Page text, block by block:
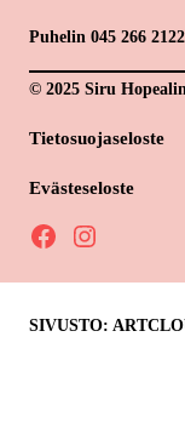
Puhelin 045 266 2122
© 2025 Siru
Tietosuojaseloste
Evästeseloste
Facebook Instagram
SIVUSTO: